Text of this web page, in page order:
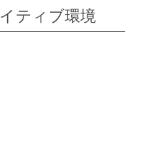
ティブ環境